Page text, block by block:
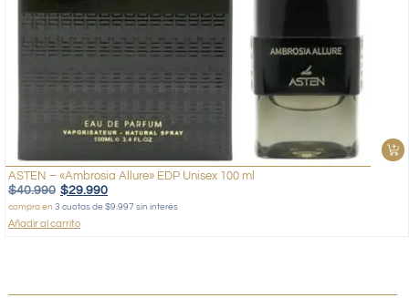
ASTEN – «Ambrosia Allure» EDP Unisex 100 ml
$40.990 $29.990
compra en 3 cuotas de $9.997 sin interés
Añadir al carrito